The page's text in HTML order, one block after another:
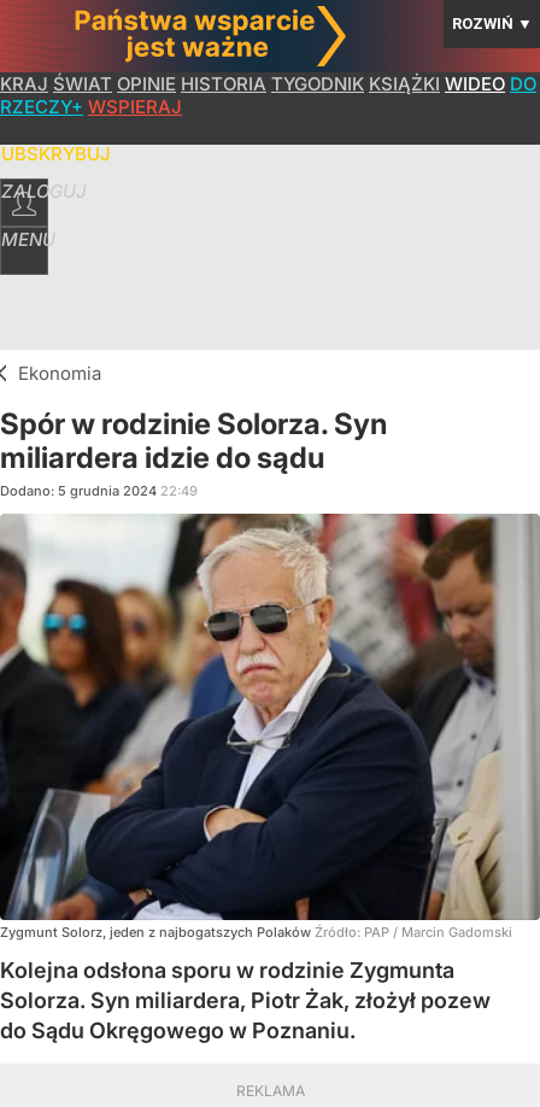
ROZWIŃ ▼
KRAJ ŚWIAT OPINIE HISTORIA TYGODNIK KSIĄŻKI WIDEO DO
RZECZY+ WSPIERAJ
ZALOGUJ
MENU
Ekonomia
Spór w rodzinie Solorza. Syn
miliardera idzie do sądu
Dodano: 5 grudnia 2024 22:49
Zygmunt Solorz, jeden z najbogatszych Polaków Źródło: PAP / Marcin Gadomski
Kolejna odsłona sporu w rodzinie Zygmunta
Solorza. Syn miliardera, Piotr Żak, złożył pozew
do Sądu Okręgowego w Poznaniu.